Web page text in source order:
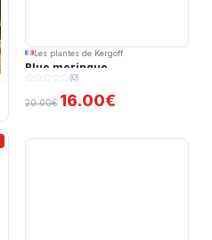
Les plantes de Kergoff
Blue meringue
(0)
20.00€ 16.00€